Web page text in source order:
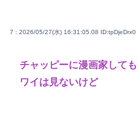
7 : 2026/05/27(水) 16:31:05.08 ID:tpDjeDrx0
チャッピーに漫画家して
ワイは見ないけど